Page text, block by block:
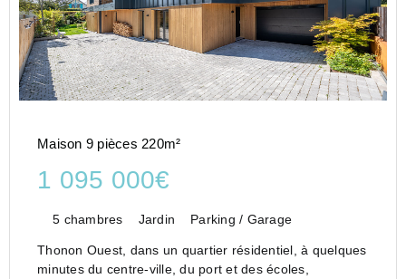
Maison 9 pièces 220m²
1 095 000€
5 chambres Jardin Parking / Garage
Thonon Ouest, dans un quartier résidentiel, à quelques
minutes du centre-ville, du port et des écoles,